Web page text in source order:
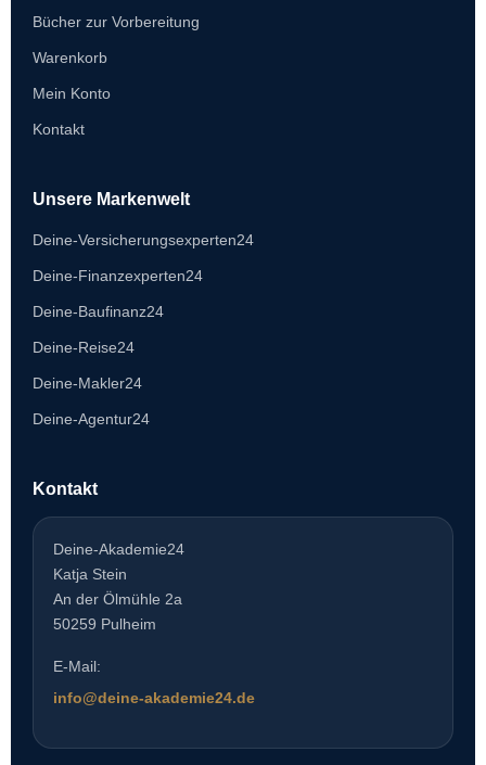
Bücher zur Vorbereitung
Warenkorb
Mein Konto
Kontakt
Unsere Markenwelt
Deine-Versicherungsexperten24
Deine-Finanzexperten24
Deine-Baufinanz24
Deine-Reise24
Deine-Makler24
Deine-Agentur24
Kontakt
Deine-Akademie24
Katja Stein
An der Ölmühle 2a
50259 Pulheim
E-Mail:
info@deine-akademie24.de